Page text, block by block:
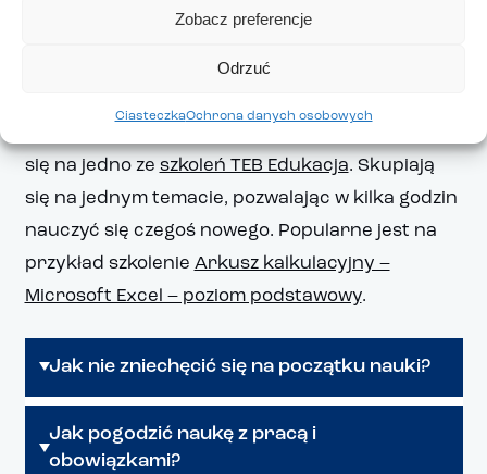
Odrzuć
Zobacz preferencje
CiasteczkaOchrona danych osobowych
sprzedaż i marketing , aż po
się na jedno ze szkoleń TEB Edukacja. Skupiają
się na jednym temacie, pozwalając w kilka godzin
nauczyć się czegoś nowego. Popularne jest na
przykład szkolenie Arkusz kalkulacyjny –
Microsoft Excel – poziom podstawowy.
Jak nie zniechęcić się na początku nauki?
Jak pogodzić naukę z pracą i
obowiązkami?